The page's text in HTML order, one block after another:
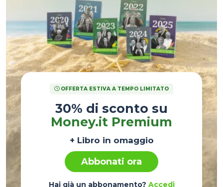
OFFERTA ESTIVA A TEMPO LIMITATO
30% di sconto su
Money.it Premium
+ Libro in omaggio
Abbonati ora
Hai già un abbonamento? Accedi